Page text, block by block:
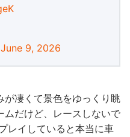
June 9, 2026
が凄くて景色をゆっくり眺
ムだけど、レースしないで
レイしていると本当に車